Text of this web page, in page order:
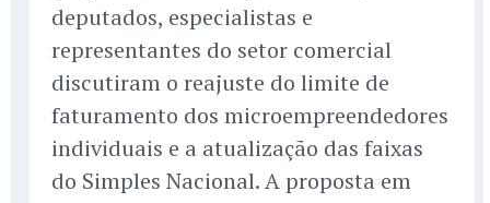
deputados, especialistas e
representantes do setor comercial
discutiram o reajuste do limite de
faturamento dos microempreendedores
individuais e a atualização das faixas
do Simples Nacional. A proposta em